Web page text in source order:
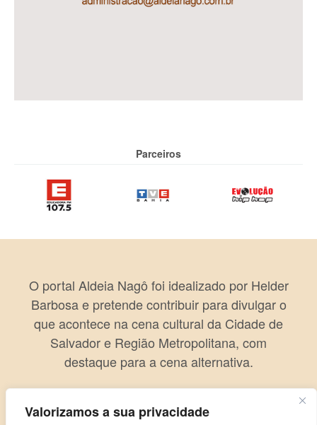
Valorizamos a sua privacidade
Parceiros
O portal Aldeia Nagô foi idealizado por Helder
Barbosa e pretende contribuir para divulgar o
que acontece na cena cultural da Cidade de
Salvador e Região Metropolitana, com
destaque para a cena alternativa.